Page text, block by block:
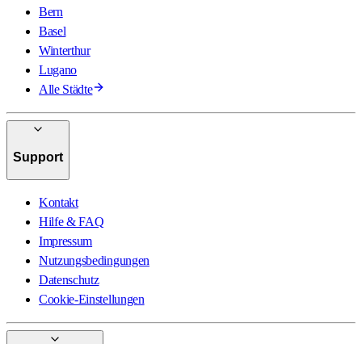
Bern
Basel
Winterthur
Lugano
Alle Städte
Support
Kontakt
Hilfe & FAQ
Impressum
Nutzungsbedingungen
Datenschutz
Cookie-Einstellungen